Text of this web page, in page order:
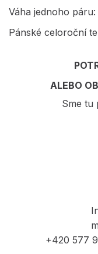
Váha jednoho
Pánské celoroční
ALEBO
Sme tu
+420 577